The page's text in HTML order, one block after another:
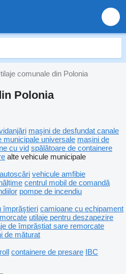
comunale din Polonia
Polonia
maşini de desfundat canale
municipale universale mașini de
cu vid spălătoare de containere
alte vehicule municipale
autoscări vehicule amfibie
centrul mobil de comandă
pompe de incendiu
împrăştieri camioane cu echipament
utilaje pentru deszapezire
de împrăștiat sare remorcate
de măturat
containere de presare IBC